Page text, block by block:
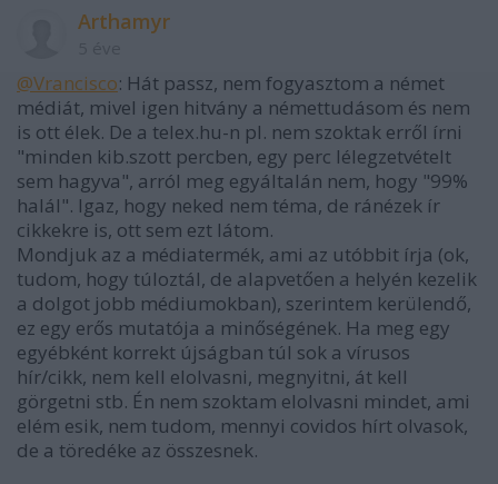
Arthamyr
@Vrancisco: Hát passz, nem fogyasztom a német
médiát, mivel igen hitvány a némettudásom és nem
is ott élek. De a telex.hu-n pl. nem szoktak erről írni
"minden kib.szott percben, egy perc lélegzetvételt
sem hagyva", arról meg egyáltalán nem, hogy "99%
halál". Igaz, hogy neked nem téma, de ránézek ír
cikkekre is, ott sem ezt látom.
Mondjuk az a médiatermék, ami az utóbbit írja (ok,
tudom, hogy túloztál, de alapvetően a helyén kezelik
a dolgot jobb médiumokban), szerintem kerülendő,
ez egy erős mutatója a minőségének. Ha meg egy
egyébként korrekt újságban túl sok a vírusos
hír/cikk, nem kell elolvasni, megnyitni, át kell
görgetni stb. Én nem szoktam elolvasni mindet, ami
elém esik, nem tudom, mennyi covidos hírt olvasok,
de a töredéke az összesnek.